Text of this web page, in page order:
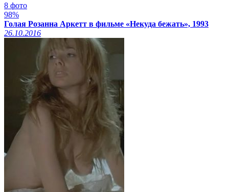
8 фото
98%
Голая Розанна Аркетт в фильме «Некуда бежать», 1993
26.10.2016